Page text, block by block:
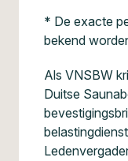
* De exacte
bekend
Als VNSBW
Duitse